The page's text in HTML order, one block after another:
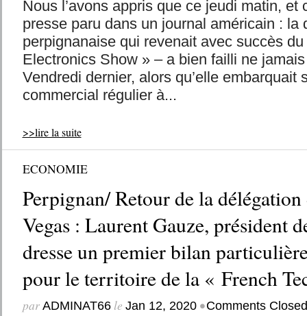
Nous l’avons appris que ce jeudi matin, et
presse paru dans un journal américain : la
perpignanaise qui revenait avec succès
Electronics Show » – a bien failli ne
Vendredi dernier, alors qu’elle embarquait
commercial régulier à...
>>lire la suite
ECONOMIE
Perpignan/ Retour de la
Vegas : Laurent Gauze, président
dresse un premier bilan
pour le territoire de la « French
par ADMINAT66le Jan 12, 2020 •Comments Closed